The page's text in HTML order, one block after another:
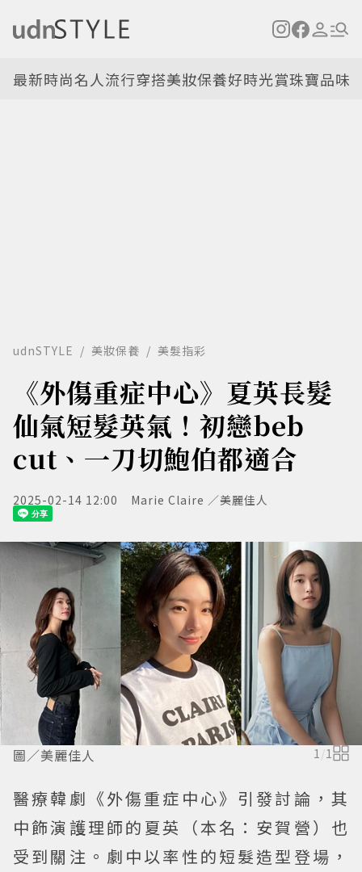
最新時尚名人流行穿搭美妝保養好時光賞珠寶品味
udnSTYLE 美妝保養 美髮指彩
《外傷重症中心》夏英長髮
仙氣短髮英氣！初戀beb
cut、一刀切鮑伯都適合
2025-02-14 12:00 Marie Claire ／美麗佳人
圖／美麗佳人 1 /1
醫療韓劇《外傷重症中心》引發討論，其
中飾演護理師的夏英（本名：安賀營）也
受到關注。劇中以率性的短髮造型登場，